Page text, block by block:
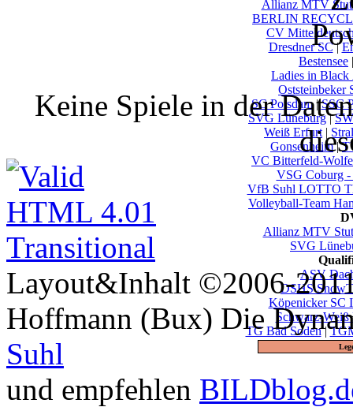
Allianz MTV
BERLIN
CV
Dresdner SC|
Bestensee
Ladies in Black
Oststeinbeker
SC Potsdam|SSC
SVG Lüneburg|
Weiß Erfurt |
Gonsenheim|
VC Bitterfeld-
VSG Coburg -
VfB Suhl LOTTO
Volleyball-Team
Allianz MTV
SVG
ASV
DSHS
Köpenicker SC
Schwarz-
TG Bad Soden|
Keine Spiele in der
Layout&Inhalt ©2006-
Hoffmann (Bux) Die
Suhl
und empfehlen